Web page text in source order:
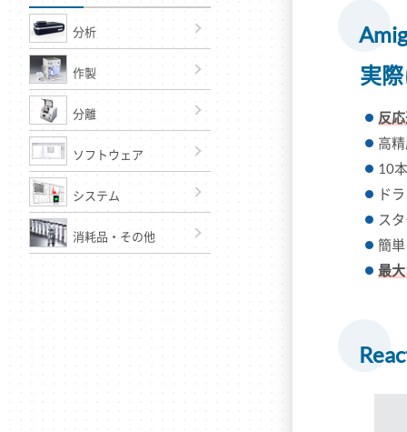
分析
作製
分離
ソフトウェア
システム
消耗品・その他
実
反
高
10
ド
ス
簡
最